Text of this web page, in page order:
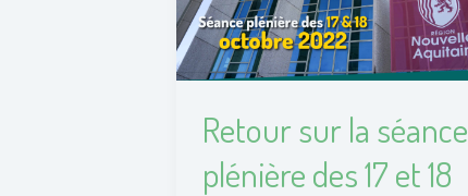
Retour sur la séance
plénière des 17 et 18
plénière
des
17
18
octobre
2022